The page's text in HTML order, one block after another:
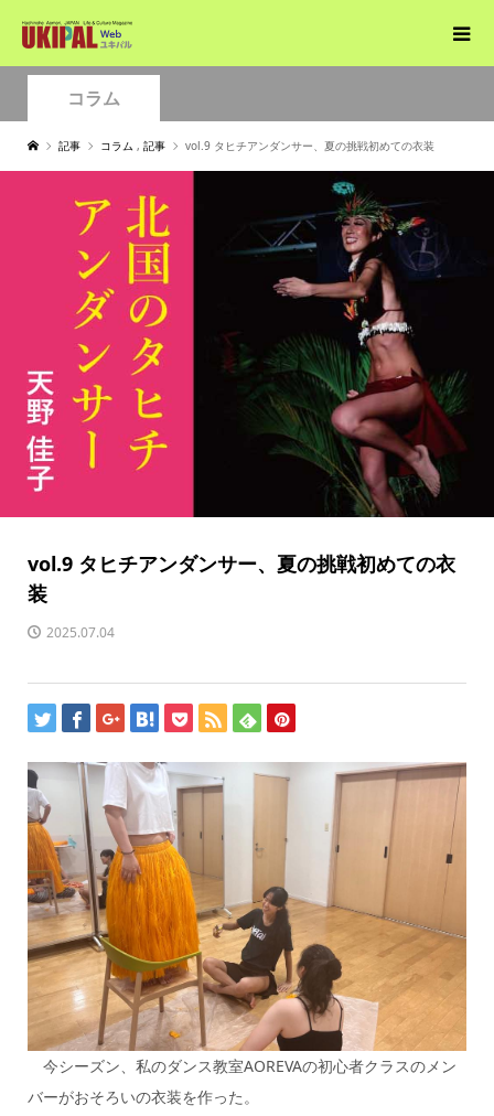
コラム
記事 コラム , 記事 vol.9 タヒチアンダンサー、夏の挑戦初めての衣装
vol.9 タヒチアンダンサー、夏の挑戦初めての衣
装
2025.07.04
今シーズン、私のダンス教室AOREVAの初心者クラスのメン
バーがおそろいの衣装を作った。